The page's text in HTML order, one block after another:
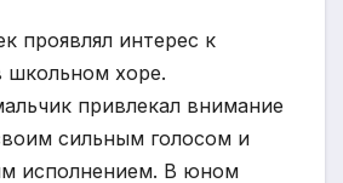
проявлял интерес к
школьном хоре.
привлекал внимание
сильным голосом и
исполнением. В юном